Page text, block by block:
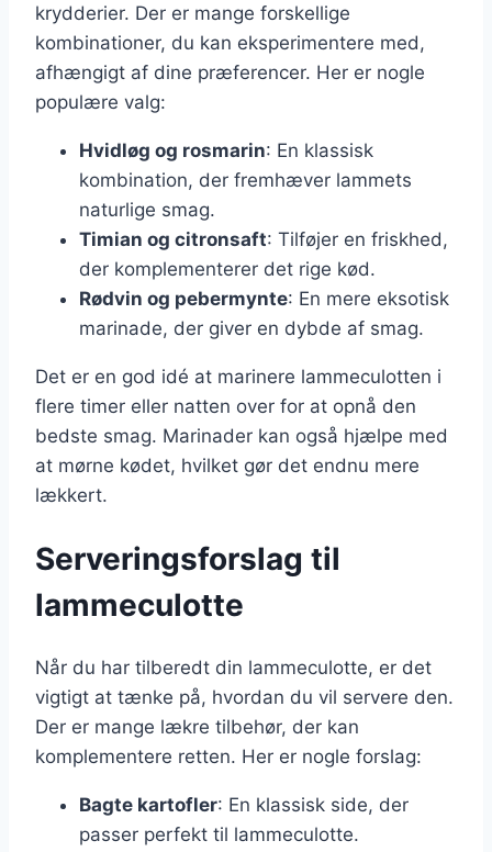
krydderier. Der er mange forskellige
kombinationer, du kan eksperimentere med,
afhængigt af dine præferencer. Her er nogle
populære valg:
Hvidløg og rosmarin: En klassisk
kombination, der fremhæver lammets
naturlige smag.
Timian og citronsaft: Tilføjer en friskhed,
der komplementerer det rige kød.
Rødvin og pebermynte: En mere eksotisk
marinade, der giver en dybde af smag.
Det er en god idé at marinere lammeculotten i
flere timer eller natten over for at opnå den
bedste smag. Marinader kan også hjælpe med
at mørne kødet, hvilket gør det endnu mere
lækkert.
Serveringsforslag til
lammeculotte
Når du har tilberedt din lammeculotte, er det
vigtigt at tænke på, hvordan du vil servere den.
Der er mange lækre tilbehør, der kan
komplementere retten. Her er nogle forslag:
Bagte kartofler: En klassisk side, der
passer perfekt til lammeculotte.